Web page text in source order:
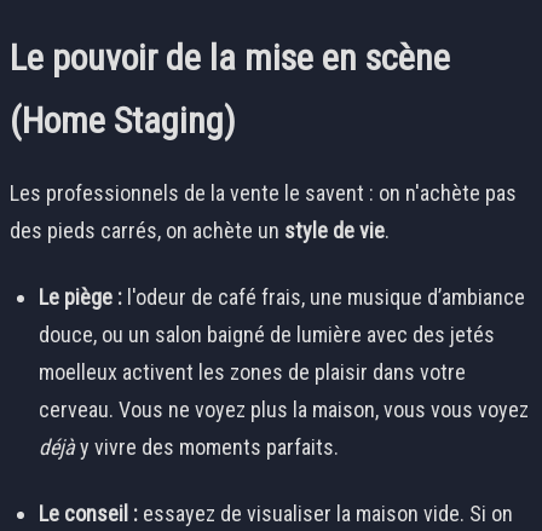
Le pouvoir de la mise en scène
(Home Staging)
Les professionnels de la vente le savent : on n'achète pas
des pieds carrés, on achète un style de vie.
Le piège : l'odeur de café frais, une musique d’ambiance
douce, ou un salon baigné de lumière avec des jetés
moelleux activent les zones de plaisir dans votre
cerveau. Vous ne voyez plus la maison, vous vous voyez
déjày vivre des moments parfaits.
Le conseil : essayez de visualiser la maison vide. Si on